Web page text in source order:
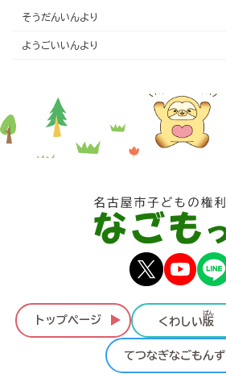
そうだんいんより
ようごいいんより
トップページ くわしい版
ばん
てつなぎなごもんず